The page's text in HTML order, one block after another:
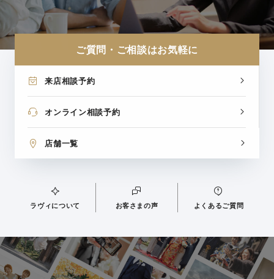
ご質問・ご相談はお気軽に
来店相談予約
オンライン相談予約
店舗一覧
ラヴィについて お客さまの声 よくあるご質問